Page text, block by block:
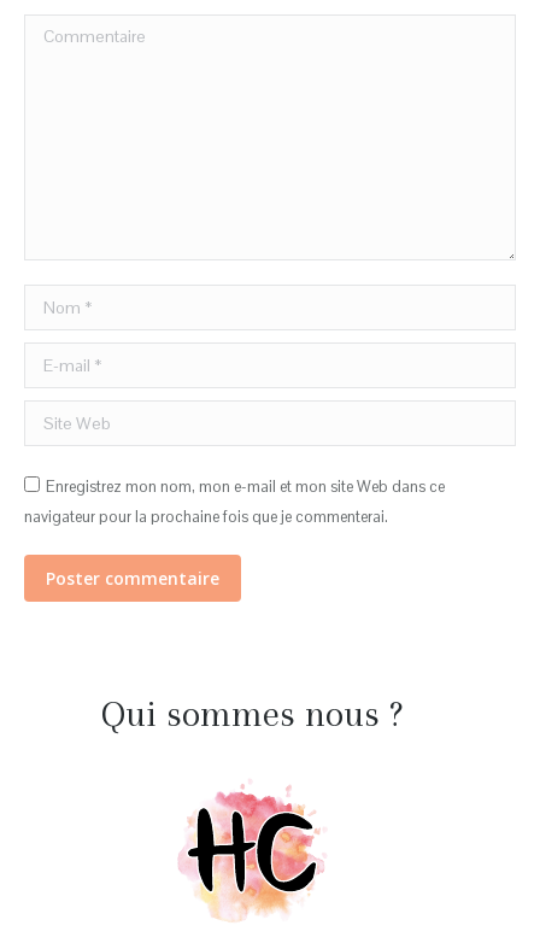
Commentaire
Nom *
E-mail *
Site Web
Enregistrez mon nom, mon e-mail et mon site Web dans ce
navigateur pour la prochaine fois que je commenterai.
Poster commentaire
Qui sommes nous ?